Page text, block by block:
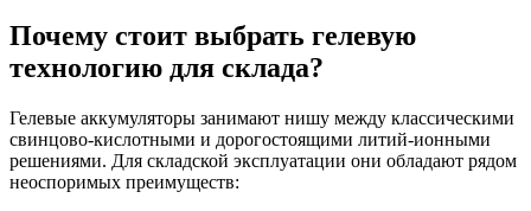
Почему стоит выбрать гелевую
технологию для склада?
Гелевые аккумуляторы занимают нишу между классическими
свинцово-кислотными и дорогостоящими литий-ионными
решениями. Для складской эксплуатации они обладают рядом
неоспоримых преимуществ: